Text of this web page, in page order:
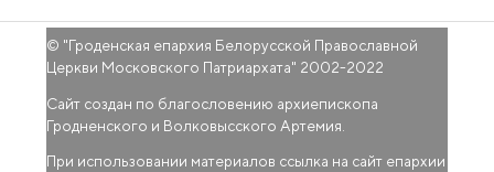
© "Гроденская епархия Белорусской Православной
Церкви Московского Патриархата" 2002-2022
Сайт создан по благословению архиепископа
Гродненского и Волковысского Артемия.
При использовании материалов ссылка на сайт епархии